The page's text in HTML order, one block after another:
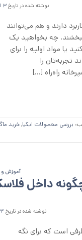
نوشته شده در تاریخ۳ اردیبهشت ۱۴۰۴
دارند و هم می‌توانند
چه بخواهید یک
یا مواد اولیه را برای
تجربه‌تان را
راه‌راه […]
بررسی محصولات ایکیا,خرید
آموزش و
داخل
نوشته شده در تاریخ ۲۴
است که برای نگه